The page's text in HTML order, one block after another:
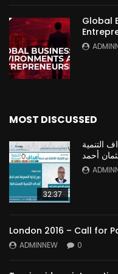
Global
MOST DISCUSSED
32:37
التنمية
أحمد
London 2016 – Call for
ADMINNEW 0